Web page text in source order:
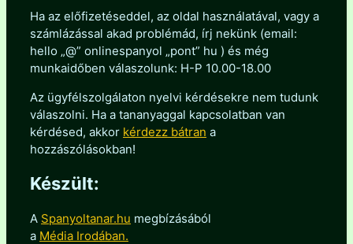
Ha az előfizetéseddel, az oldal használatával, vagy a
számlázással akad problémád, írj nekünk (email:
hello „@” onlinespanyol „pont” hu ) és még
munkaidőben válaszolunk: H-P 10.00-18.00
Az ügyfélszolgálaton nyelvi kérdésekre nem tudunk
válaszolni. Ha a tananyaggal kapcsolatban van
kérdésed, akkor kérdezz bátran a
hozzászólásokban!
Készült:
A Spanyoltanar.hu megbízásából
a Média Irodában.